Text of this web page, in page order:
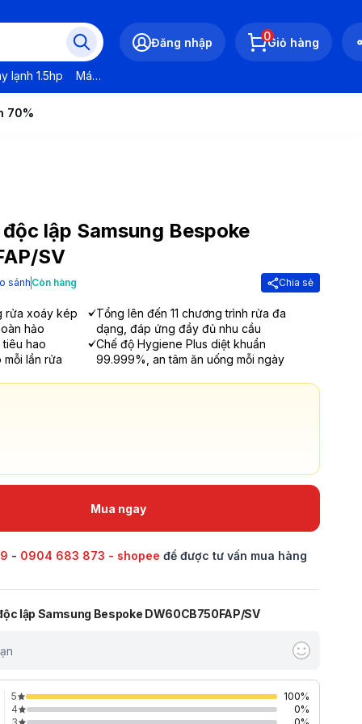
lạnh 1.5hp Máy lạnh LG
Đăng nhập 0Giỏ hàng
70%
lập Samsung Bespoke
SV
sánh Còn hàng Chia sẻ
rửa xoáy kép
hảo
Tổng lên đến 11 chương trình rửa đa
dạng, đáp ứng đầy đủ nhu cầu
tiêu hao
lần rửa
Chế độ Hygiene Plus diệt khuẩn
99.999%, an tâm ăn uống mỗi ngày
Mua ngay
- 0904 683 873 - shopee để được tư vấn mua hàng
lập Samsung Bespoke DW60CB750FAP/SV
5 100%
4
0%